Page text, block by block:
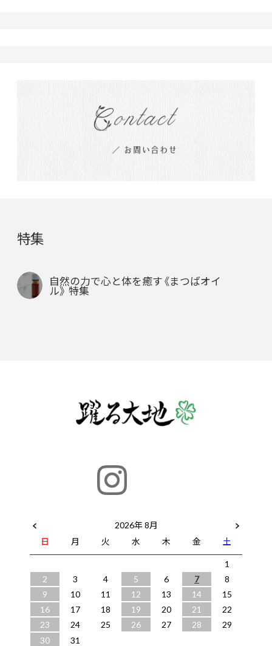
特集
自然の力で心と体を癒す《まつばオイ
ル》 特集
2026年 8月
日
月 火 水 木 金
土
1
2
3 4 5 6 7
8
9
10 11 12 13 14
15
16
17 18 19 20 21
22
23
24 25 26 27 28
29
30
31